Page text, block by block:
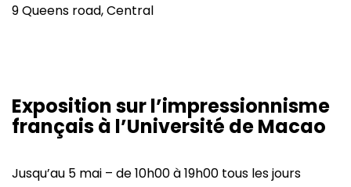
9 Queens road, Central
Exposition sur l’impressionnisme
français à l’Université de Macao
Jusqu’au 5 mai – de 10h00 à 19h00 tous les jours